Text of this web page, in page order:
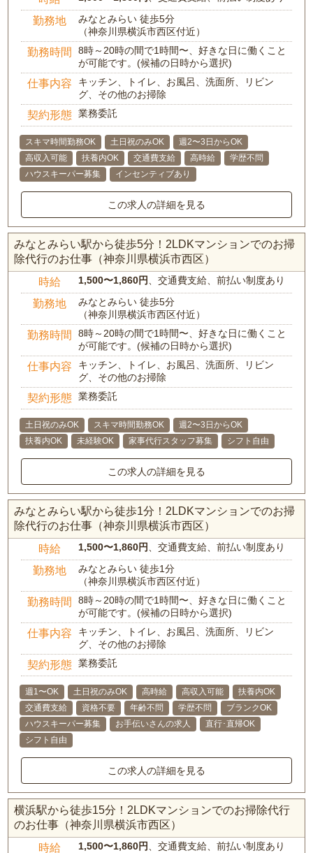
勤務地
みなとみらい 徒歩5分
（神奈川県横浜市西区付近）
勤務時間
8時～20時の間で1時間〜、好きな日に働くこと
が可能です。(候補の日時から選択)
仕事内容
キッチン、トイレ、お風呂、洗面所、リビン
グ、その他のお掃除
契約形態 業務委託
スキマ時間勤務OK 土日祝のみOK
週2〜3日からOK
高収入可能
扶養内OK 交通費支給 高時給
学歴不問
ハウスキーパー募集
インセンティブあり
この求人の詳細を見る
みなとみらい駅から徒歩5分！2LDKマンションでのお掃
除代行のお仕事（神奈川県横浜市西区）
時給 1,500〜1,860円、交通費支給、前払い制度あり
勤務地
みなとみらい 徒歩5分
（神奈川県横浜市西区付近）
勤務時間
8時～20時の間で1時間〜、好きな日に働くこと
が可能です。(候補の日時から選択)
仕事内容
キッチン、トイレ、お風呂、洗面所、リビン
グ、その他のお掃除
契約形態 業務委託
土日祝のみOK スキマ時間勤務OK
週2〜3日からOK
扶養内OK
未経験OK 家事代行スタッフ募集 シフト自由
この求人の詳細を見る
みなとみらい駅から徒歩1分！2LDKマンションでのお掃
除代行のお仕事（神奈川県横浜市西区）
時給 1,500〜1,860円、交通費支給、前払い制度あり
勤務地
みなとみらい 徒歩1分
（神奈川県横浜市西区付近）
勤務時間
8時～20時の間で1時間〜、好きな日に働くこと
が可能です。(候補の日時から選択)
仕事内容
キッチン、トイレ、お風呂、洗面所、リビン
グ、その他のお掃除
契約形態 業務委託
週1〜OK 土日祝のみOK 高時給 高収入可能
扶養内OK
交通費支給
資格不要 年齢不問 学歴不問
ブランクOK
ハウスキーパー募集
お手伝いさんの求人
直行･直帰OK
シフト自由
この求人の詳細を見る
横浜駅から徒歩15分！2LDKマンションでのお掃除代行
のお仕事（神奈川県横浜市西区）
時給 1,500〜1,860円、交通費支給、前払い制度あり